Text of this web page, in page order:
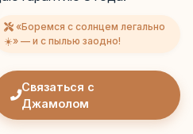
«Боремся с солнцем легально
☀️» — и с пылью заодно!
Связаться с
Джамолом